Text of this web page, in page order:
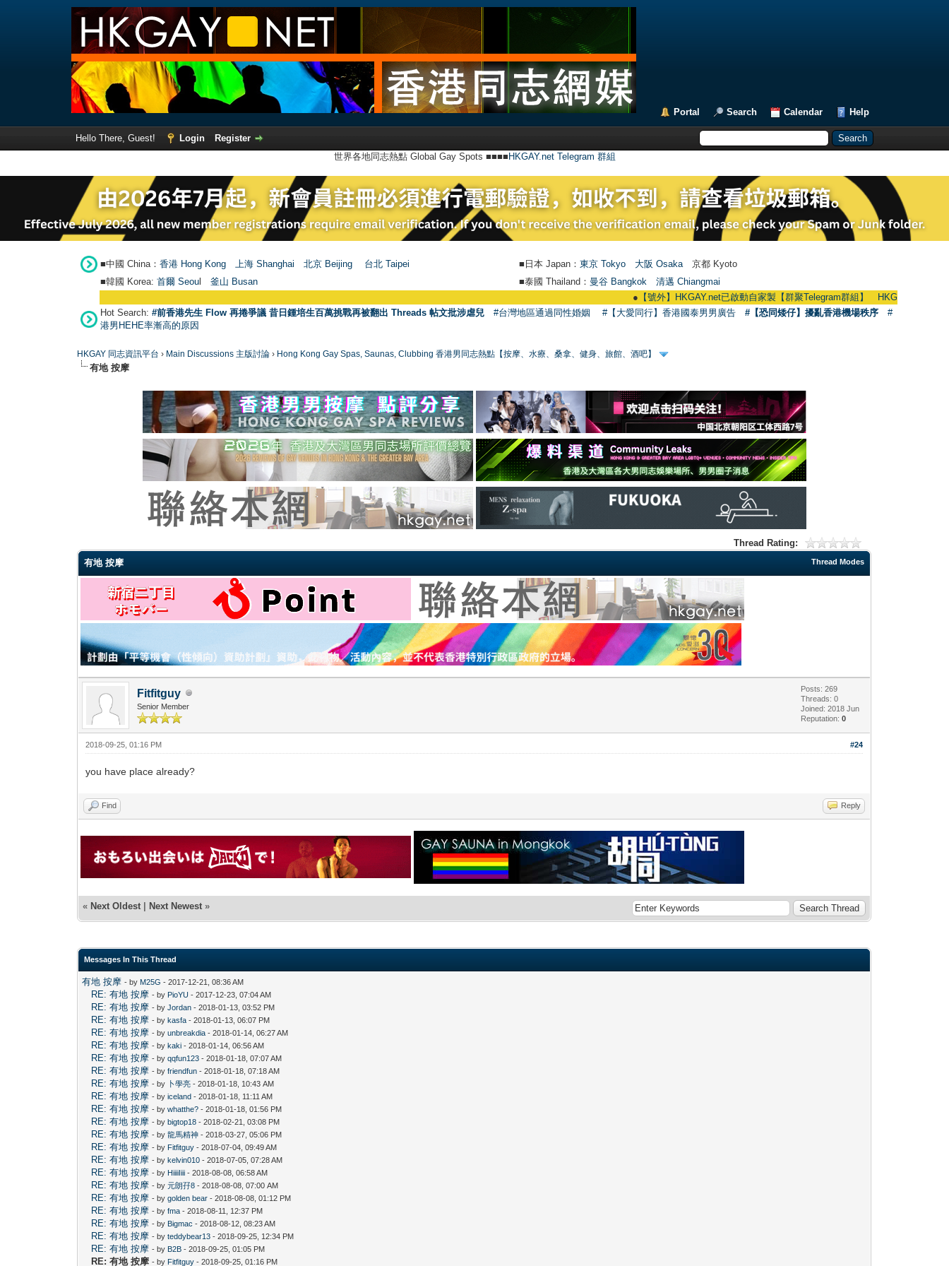
Portal Search Calendar Help
Hello There, Guest! Login
Register
世界各地同志熱點 Global Gay Spots ■■■■ HKGAY.net Telegram 群組
■中國 China： 香港 Hong Kong 上海 Shanghai 北京 Beijing 台北 Taipei ■日本 Japan： 東京 Tokyo 大阪 Osaka 京都 Kyoto
■韓國 Korea: 首爾 Seou 釜山 Busan ■泰國 Thailand： 曼谷 Bangkok
清邁 Chiangmai
【號外】HKGAY.net已啟動自家製【群聚Telegram群組】 HKGAY.net has
Hot Search: #前香港先生 Flow 再捲爭議 昔日鍾培生百萬挑戰再被翻出 Threads 帖文批涉虐兒 #台灣地區通過同性婚姻 #【大愛同行】香港國泰男男廣告 #【恐同矮仔】擾亂香港機場秩序
#
港男HEHE率漸高的原因
HKGAY 同志資訊平台 › Main Discussions 主版討論 › Hong Kong Gay Spas, Saunas, Clubbing 香港男同志熱點【按摩、水療、桑拿、健身、旅館、酒吧】
有地 按摩
Thread Rating:
Thread Modes
有地 按摩
Fitfitguy
Senior Member
Posts: 269
Threads: 0
Joined: 2018 Jun
Reputation:0
#24
2018-09-25, 01:16 PM
you have place already?
Find Reply
« Next Oldest | Next Newest »
Messages In This Thread
有地 按摩 - by M25G - 2017-12-21, 08:36 AM
RE: 有地 按摩 - by PioYU - 2017-12-23, 07:04 AM
RE: 有地 按摩 - byJordan - 2018-01-13, 03:52 PM
RE: 有地 按摩 - bykasfa - 2018-01-13, 06:07 PM
RE: 有地 按摩 - byunbreakdia - 2018-01-14, 06:27 AM
RE: 有地 按摩 - bykaki - 2018-01-14, 06:56 AM
RE: 有地 按摩 - byqqfun123 - 2018-01-18, 07:07 AM
RE: 有地 按摩 - byfriendfun - 2018-01-18, 07:18 AM
RE: 有地 按摩 - by 卜學亮 - 2018-01-18, 10:43 AM
RE: 有地 按摩 - byiceland - 2018-01-18, 11:11 AM
RE: 有地 按摩 - bywhatthe? - 2018-01-18, 01:56 PM
RE: 有地 按摩 - bybigtop18 - 2018-02-21, 03:08 PM
RE: 有地 按摩 - by龍馬精神 - 2018-03-27, 05:06 PM
RE: 有地 按摩 - by Fitfitguy - 2018-07-04, 09:49 AM
RE: 有地 按摩 - bykelvin010 - 2018-07-05, 07:28 AM
RE: 有地 按摩 - by HiiiiIiii - 2018-08-08, 06:58 AM
RE: 有地 按摩 - by元朗孖8 - 2018-08-08, 07:00 AM
RE: 有地 按摩 - bygolden bear - 2018-08-08, 01:12 PM
RE: 有地 按摩 - byfma - 2018-08-11, 12:37 PM
RE: 有地 按摩 - by Bigmac - 2018-08-12, 08:23 AM
RE: 有地 按摩 - byteddybear13 - 2018-09-25, 12:34 PM
RE: 有地 按摩 - by B2B - 2018-09-25, 01:05 PM
RE: 有地 按摩 - by Fitfitguy - 2018-09-25, 01:16 PM